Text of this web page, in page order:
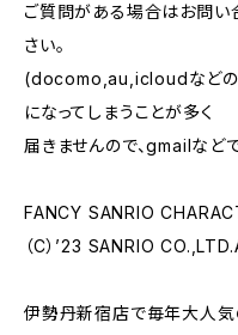
ご質問がある場合はお問い
さい。
(docomo,au,icloudなどの
になってしまうことが多く
届きませんので、gmailなど
FANCY SANRIO
（C）’23 SANRIO
伊勢丹新宿店で毎年大人気